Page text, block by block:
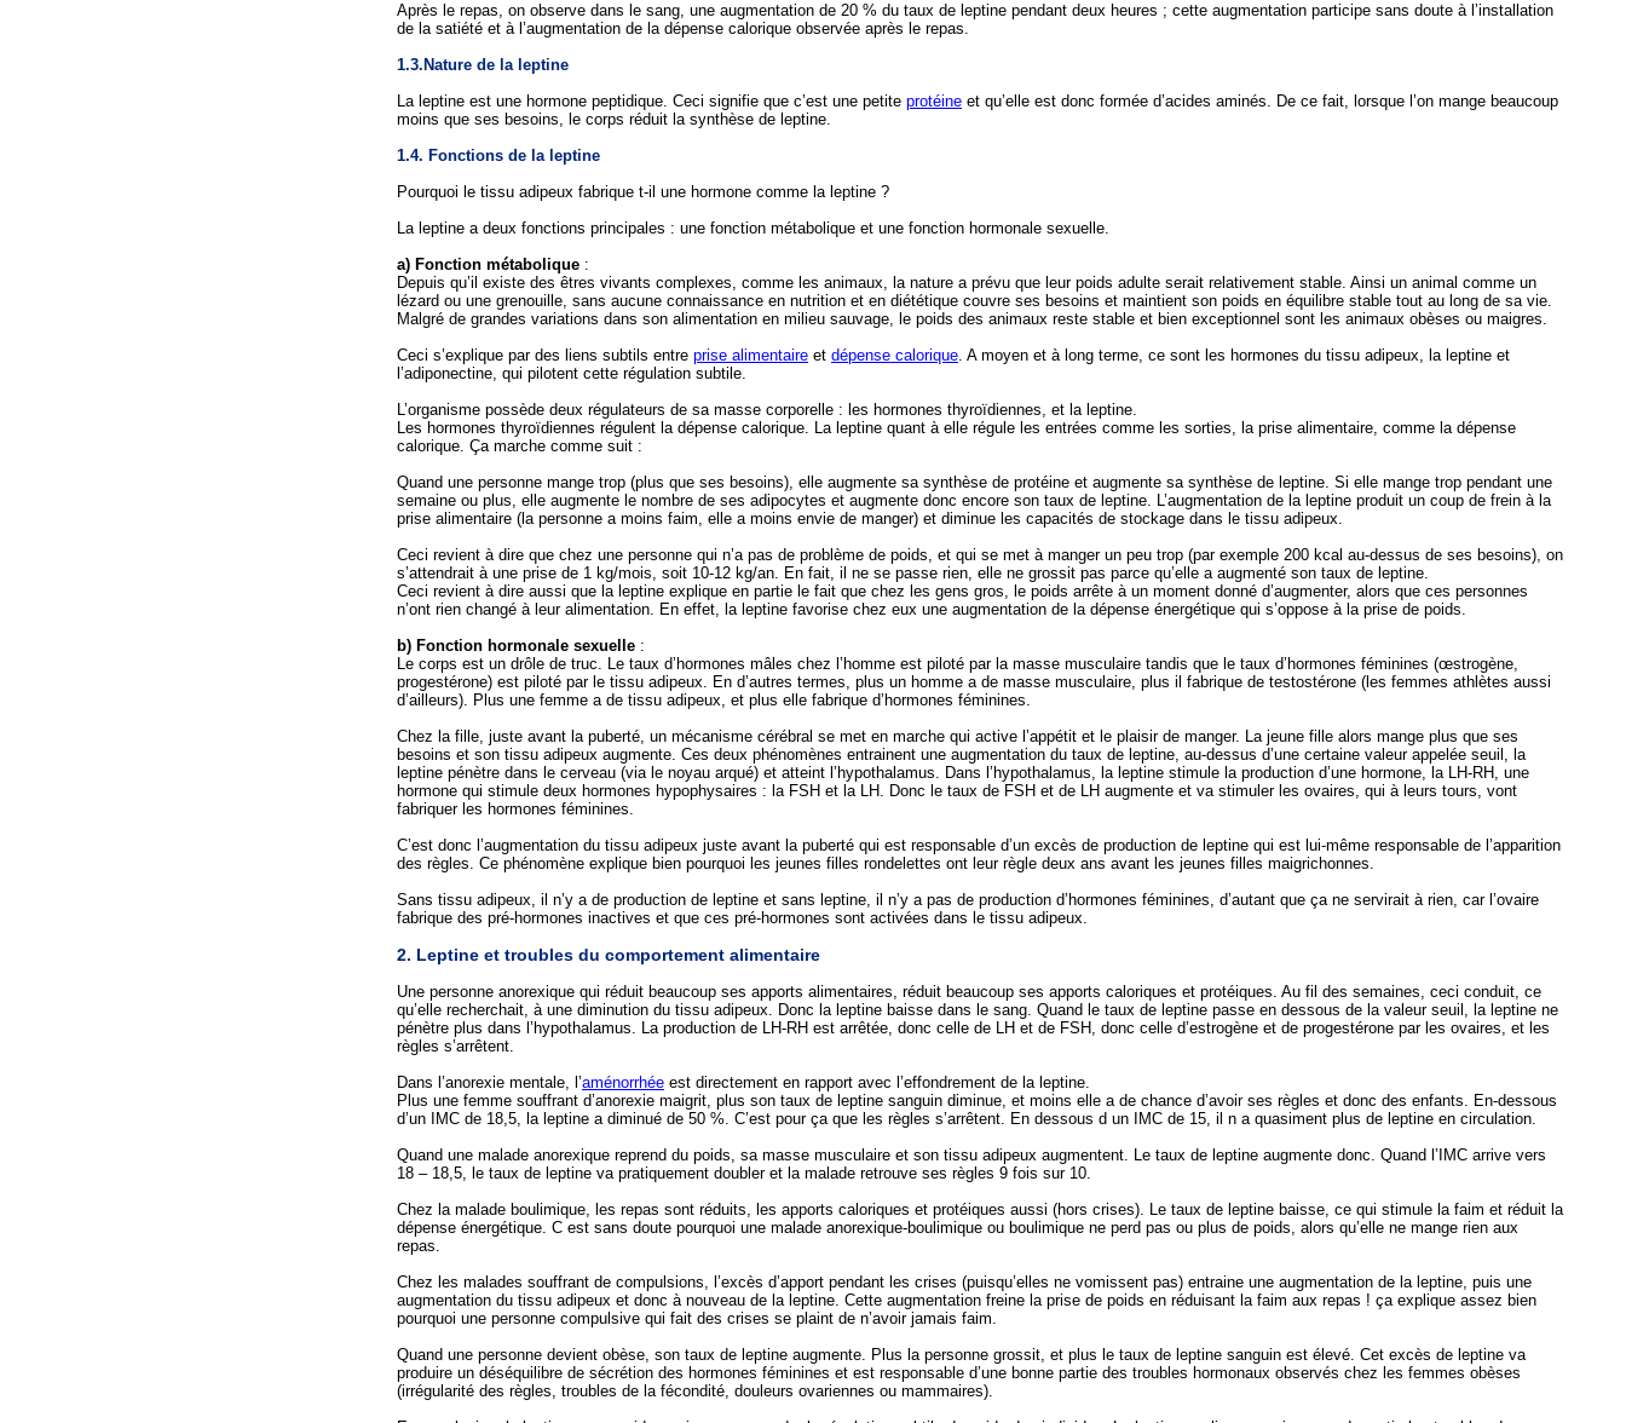
Après le repas, on observe dans le sang, une augmentation de 20 % du taux de leptine pendant deux heures ; cette augmentation participe sans doute à l’installation
de la satiété et à l’augmentation de la dépense calorique observée après le repas.
1.3.Nature de la leptine
La leptine est une hormone peptidique. Ceci signifie que c’est une petite protéine et qu’elle est donc formée d’acides aminés. De ce fait, lorsque l’on mange beaucoup
moins que ses besoins, le corps réduit la synthèse de leptine.
1.4. Fonctions de la leptine
Pourquoi le tissu adipeux fabrique t-il une hormone comme la leptine ?
La leptine a deux fonctions principales : une fonction métabolique et une fonction hormonale sexuelle.
a) Fonction métabolique :
Depuis qu’il existe des êtres vivants complexes, comme les animaux, la nature a prévu que leur poids adulte serait relativement stable. Ainsi un animal comme un
lézard ou une grenouille, sans aucune connaissance en nutrition et en diététique couvre ses besoins et maintient son poids en équilibre stable tout au long de sa vie.
Malgré de grandes variations dans son alimentation en milieu sauvage, le poids des animaux reste stable et bien exceptionnel sont les animaux obèses ou maigres.
Ceci s’explique par des liens subtils entre prise alimentaire et dépense calorique. A moyen et à long terme, ce sont les hormones du tissu adipeux, la leptine et
l’adiponectine, qui pilotent cette régulation subtile.
L’organisme possède deux régulateurs de sa masse corporelle : les hormones thyroïdiennes, et la leptine.
Les hormones thyroïdiennes régulent la dépense calorique. La leptine quant à elle régule les entrées comme les sorties, la prise alimentaire, comme la dépense
calorique. Ça marche comme suit :
Quand une personne mange trop (plus que ses besoins), elle augmente sa synthèse de protéine et augmente sa synthèse de leptine. Si elle mange trop pendant une
semaine ou plus, elle augmente le nombre de ses adipocytes et augmente donc encore son taux de leptine. L’augmentation de la leptine produit un coup de frein à la
prise alimentaire (la personne a moins faim, elle a moins envie de manger) et diminue les capacités de stockage dans le tissu adipeux.
Ceci revient à dire que chez une personne qui n’a pas de problème de poids, et qui se met à manger un peu trop (par exemple 200 kcal au-dessus de ses besoins), on
s’attendrait à une prise de 1 kg/mois, soit 10-12 kg/an. En fait, il ne se passe rien, elle ne grossit pas parce qu’elle a augmenté son taux de leptine.
Ceci revient à dire aussi que la leptine explique en partie le fait que chez les gens gros, le poids arrête à un moment donné d’augmenter, alors que ces personnes
n’ont rien changé à leur alimentation. En effet, la leptine favorise chez eux une augmentation de la dépense énergétique qui s’oppose à la prise de poids.
b) Fonction hormonale sexuelle :
Le corps est un drôle de truc. Le taux d’hormones mâles chez l’homme est piloté par la masse musculaire tandis que le taux d’hormones féminines (œstrogène,
progestérone) est piloté par le tissu adipeux. En d’autres termes, plus un homme a de masse musculaire, plus il fabrique de testostérone (les femmes athlètes aussi
d’ailleurs). Plus une femme a de tissu adipeux, et plus elle fabrique d’hormones féminines.
Chez la fille, juste avant la puberté, un mécanisme cérébral se met en marche qui active l’appétit et le plaisir de manger. La jeune fille alors mange plus que ses
besoins et son tissu adipeux augmente. Ces deux phénomènes entrainent une augmentation du taux de leptine, au-dessus d’une certaine valeur appelée seuil, la
leptine pénètre dans le cerveau (via le noyau arqué) et atteint l’hypothalamus. Dans l’hypothalamus, la leptine stimule la production d’une hormone, la LH-RH, une
hormone qui stimule deux hormones hypophysaires : la FSH et la LH. Donc le taux de FSH et de LH augmente et va stimuler les ovaires, qui à leurs tours, vont
fabriquer les hormones féminines.
C’est donc l’augmentation du tissu adipeux juste avant la puberté qui est responsable d’un excès de production de leptine qui est lui-même responsable de l’apparition
des règles. Ce phénomène explique bien pourquoi les jeunes filles rondelettes ont leur règle deux ans avant les jeunes filles maigrichonnes.
Sans tissu adipeux, il n’y a de production de leptine et sans leptine, il n’y a pas de production d’hormones féminines, d’autant que ça ne servirait à rien, car l’ovaire
fabrique des pré-hormones inactives et que ces pré-hormones sont activées dans le tissu adipeux.
2. Leptine et troubles du comportement alimentaire
Une personne anorexique qui réduit beaucoup ses apports alimentaires, réduit beaucoup ses apports caloriques et protéiques. Au fil des semaines, ceci conduit, ce
qu’elle recherchait, à une diminution du tissu adipeux. Donc la leptine baisse dans le sang. Quand le taux de leptine passe en dessous de la valeur seuil, la leptine ne
pénètre plus dans l’hypothalamus. La production de LH-RH est arrêtée, donc celle de LH et de FSH, donc celle d’estrogène et de progestérone par les ovaires, et les
règles s’arrêtent.
Dans l’anorexie mentale, l’aménorrhée est directement en rapport avec l’effondrement de la leptine.
Plus une femme souffrant d’anorexie maigrit, plus son taux de leptine sanguin diminue, et moins elle a de chance d’avoir ses règles et donc des enfants. En-dessous
d’un IMC de 18,5, la leptine a diminué de 50 %. C’est pour ça que les règles s’arrêtent. En dessous d un IMC de 15, il n a quasiment plus de leptine en circulation.
Quand une malade anorexique reprend du poids, sa masse musculaire et son tissu adipeux augmentent. Le taux de leptine augmente donc. Quand l’IMC arrive vers
18 – 18,5, le taux de leptine va pratiquement doubler et la malade retrouve ses règles 9 fois sur 10.
Chez la malade boulimique, les repas sont réduits, les apports caloriques et protéiques aussi (hors crises). Le taux de leptine baisse, ce qui stimule la faim et réduit la
dépense énergétique. C est sans doute pourquoi une malade anorexique-boulimique ou boulimique ne perd pas ou plus de poids, alors qu’elle ne mange rien aux
repas.
Chez les malades souffrant de compulsions, l’excès d’apport pendant les crises (puisqu’elles ne vomissent pas) entraine une augmentation de la leptine, puis une
augmentation du tissu adipeux et donc à nouveau de la leptine. Cette augmentation freine la prise de poids en réduisant la faim aux repas ! ça explique assez bien
pourquoi une personne compulsive qui fait des crises se plaint de n’avoir jamais faim.
Quand une personne devient obèse, son taux de leptine augmente. Plus la personne grossit, et plus le taux de leptine sanguin est élevé. Cet excès de leptine va
produire un déséquilibre de sécrétion des hormones féminines et est responsable d’une bonne partie des troubles hormonaux observés chez les femmes obèses
(irrégularité des règles, troubles de la fécondité, douleurs ovariennes ou mammaires).